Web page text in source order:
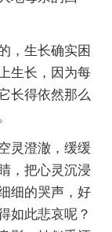
生长确实困
生长，因为每
长得依然那么
灵澄澈，缓缓
，把心灵沉浸
细的哭声，好
如此悲哀呢？